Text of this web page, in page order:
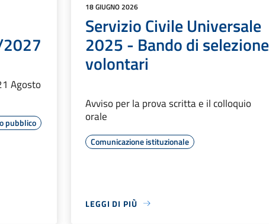
Agosto
pubblico
18 GIUGNO 2026
Servizio Civile Universale
2025 - Bando di selezione
volontari
Avviso per la prova scritta e il colloquio
orale
Comunicazione istituzionale
LEGGI DI PIÙ